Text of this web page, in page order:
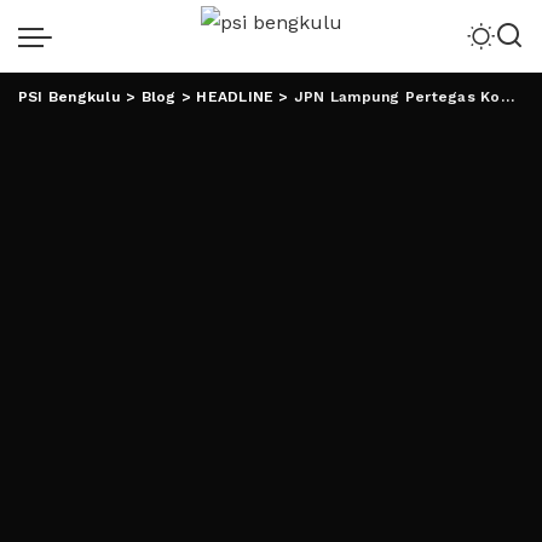
PSI Bengkulu > Blog > HEADLINE > JPN Lampung Pertegas Komitmen Menangkan AMIN